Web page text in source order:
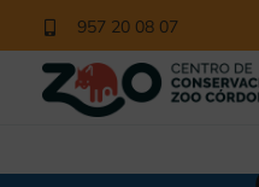
contenido
957 20 08 07